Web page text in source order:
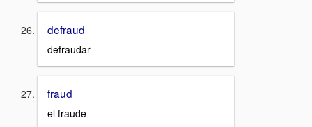
defraud
defraudar
fraud
el fraude